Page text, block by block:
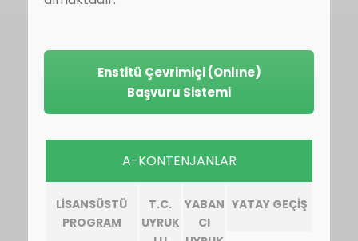
Enstitü Çevrimiçi (Onlıne)
Başvuru Sistemi
A-KONTENJANLAR
LİSANSÜSTÜ
PROGRAM
T.C.
UYRUK
YABAN
CI
YATAY GEÇİŞ